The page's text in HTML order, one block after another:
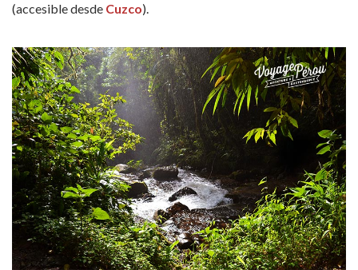
(accesible desde Cuzco).